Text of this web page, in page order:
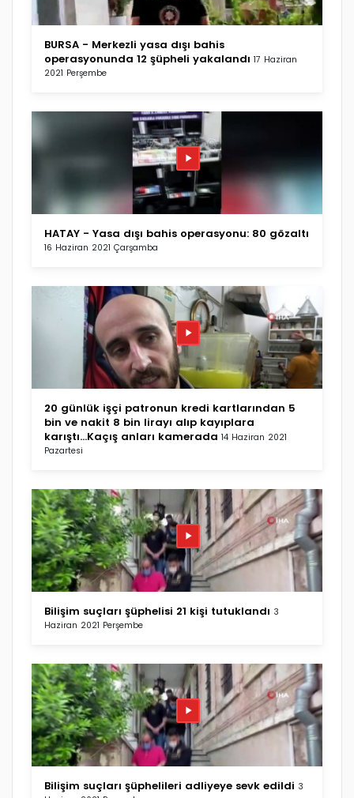
BURSA - Merkezli yasa dışı bahis
operasyonunda 12 şüpheli yakalandı 17 Haziran
2021 Perşembe
HATAY - Yasa dışı bahis operasyonu: 80 gözaltı
16 Haziran 2021 Çarşamba
20 günlük işçi patronun kredi kartlarından 5
bin ve nakit 8 bin lirayı alıp kayıplara
karıştı...Kaçış anları kamerada 14 Haziran 2021
Pazartesi
Bilişim suçları şüphelisi 21 kişi tutuklandı 3
Haziran 2021 Perşembe
Bilişim suçları şüphelileri adliyeye sevk edildi 3